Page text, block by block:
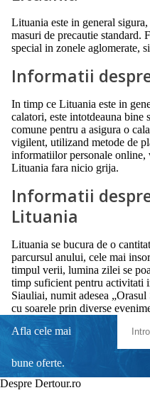
Lituania este in general
masuri de precautie standard.
special in zonele aglomerate,
Informatii
In timp ce Lituania este in
calatori, este intotdeauna bine
comune pentru a asigura o
vigilent, utilizand metode de
informatiilor personale online,
Lituania fara nicio grija.
Informatii
Lituania
Lituania se bucura de o
parcursul anului, cele mai
timpul verii, lumina zilei se
timp suficient pentru activitati
Siauliai, numit adesea
cu soarele prin diverse
Afla cele mai
bune oferte.
Despre Dertour.ro